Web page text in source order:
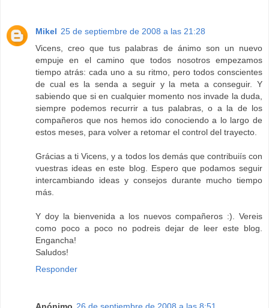
Mikel 25 de septiembre de 2008 a las 21:28
Vicens, creo que tus palabras de ánimo son un nuevo
empuje en el camino que todos nosotros empezamos
tiempo atrás: cada uno a su ritmo, pero todos conscientes
de cual es la senda a seguir y la meta a conseguir. Y
sabiendo que si en cualquier momento nos invade la duda,
siempre podemos recurrir a tus palabras, o a la de los
compañeros que nos hemos ido conociendo a lo largo de
estos meses, para volver a retomar el control del trayecto.
Grácias a ti Vicens, y a todos los demás que contribuiís con
vuestras ideas en este blog. Espero que podamos seguir
intercambiando ideas y consejos durante mucho tiempo
más.
Y doy la bienvenida a los nuevos compañeros :). Vereis
como poco a poco no podreis dejar de leer este blog.
Engancha!
Saludos!
Responder